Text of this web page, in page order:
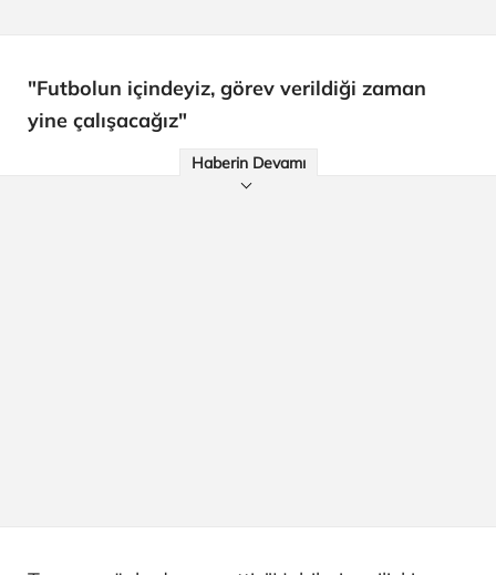
"Futbolun içindeyiz, görev verildiği zaman
yine çalışacağız"
Haberin Devamı